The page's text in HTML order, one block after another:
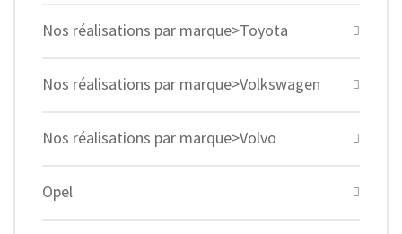
Nos réalisations par marque>Toyota
Nos réalisations par marque>Volkswagen
Nos réalisations par marque>Volvo
Opel